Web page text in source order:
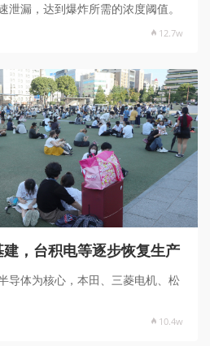
泄漏，达到爆炸所需的浓度阈值。
12.7w
，台积电等逐步恢复生产
导体为核心，本田、三菱电机、松
10.4w